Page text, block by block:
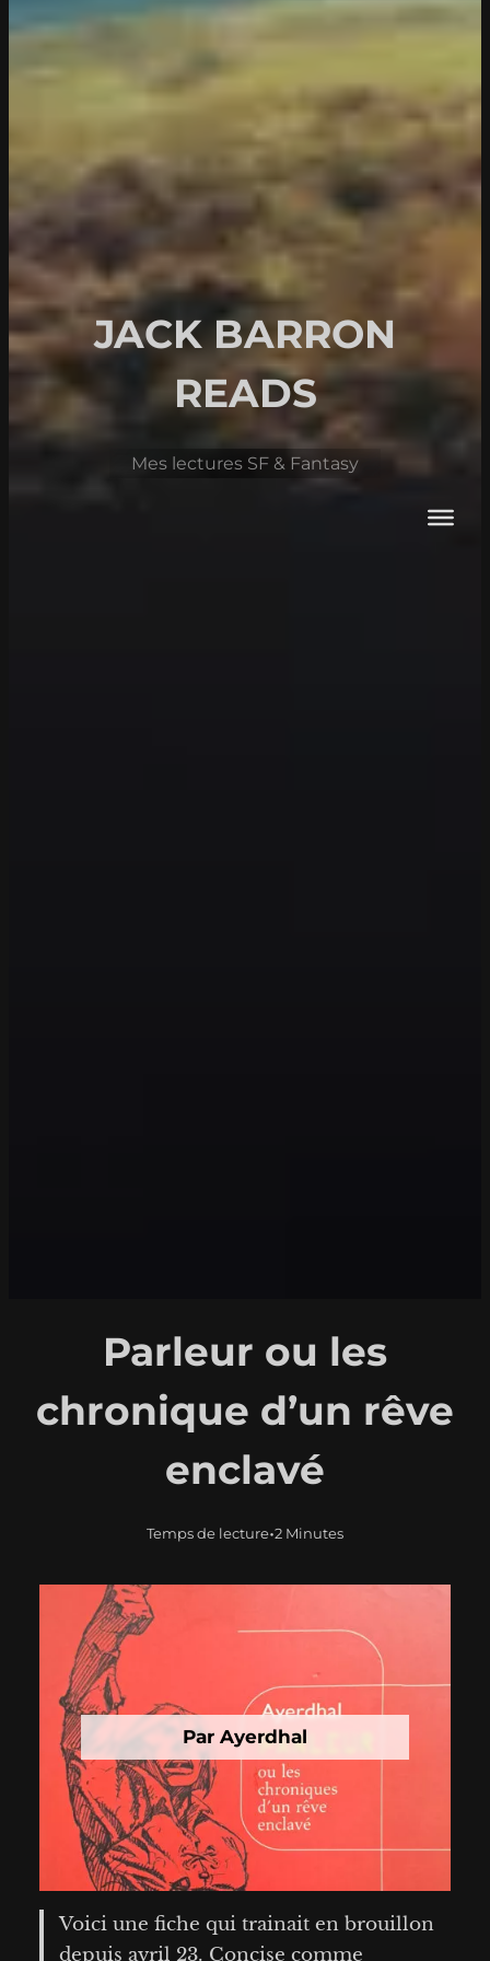
JACK BARRON
READS
Mes lectures SF & Fantasy
Parleur ou les
chronique d’un rêve
enclavé
Temps de lecture•2 Minutes
Par Ayerdhal
Voici une fiche qui trainait en brouillon
depuis avril 23. Concise comme